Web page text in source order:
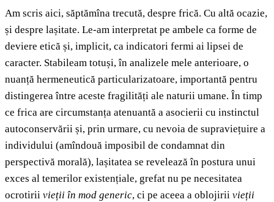
Am scris aici, săptămîna trecută, despre frică. Cu altă ocazie,
și despre lașitate. Le-am interpretat pe ambele ca forme de
deviere etică și, implicit, ca indicatori fermi ai lipsei de
caracter. Stabileam totuși, în analizele mele anterioare, o
nuanță hermeneutică particularizatoare, importantă pentru
distingerea între aceste fragilități ale naturii umane. În timp
ce frica are circumstanța atenuantă a asocierii cu instinctul
autoconservării și, prin urmare, cu nevoia de supraviețuire a
individului (amîndouă imposibil de condamnat din
perspectivă morală), lașitatea se revelează în postura unui
exces al temerilor existențiale, grefat nu pe necesitatea
ocrotirii vieții în mod generic, ci pe aceea a oblojirii vieții